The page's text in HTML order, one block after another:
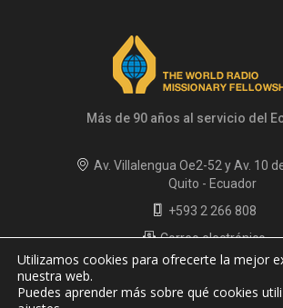
Más de 90 años al servicio del
Av. Villalengua Oe2-52 y Av. 10
Quito - Ecuador
+593 2 266 808
Correo electrónico
Políticas de privacidad
Utilizamos cookies para ofrecerte la mejor
nuestra web.
Puedes aprender más sobre qué cookies